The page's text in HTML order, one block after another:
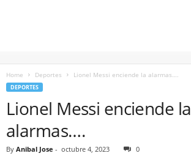
Home Deportes Lionel Messi enciende la alarmas….
DEPORTES
Lionel Messi enciende la
alarmas….
By Anibal Jose - octubre 4, 2023 0